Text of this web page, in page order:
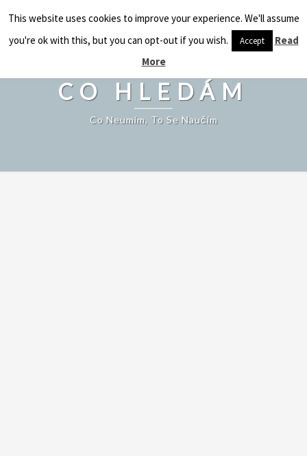
CO HLEDÁM
CO HLEDÁM
Co Neumím, To Se Naučím
This website uses cookies to improve your experience. We'll assume
you're ok with this, but you can opt-out if you wish.
Accept
Read
More